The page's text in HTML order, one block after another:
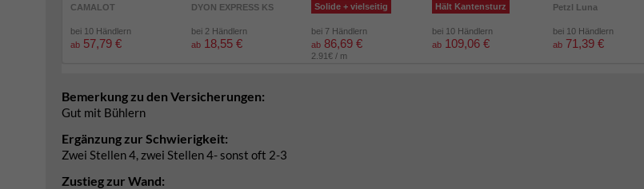
CAMALOT
bei 10 Händlern
ab 57,79 €
DYON EXPRESS KS
bei 2 Händlern
ab 18,55 €
Solide + vielseitig
bei 7 Händlern
ab 86,69 €
2.91€ / m
Hält Kantensturz
bei 10 Händlern
ab 109,06 €
Petzl Luna
bei 10 Händlern
ab 71,39 €
Bemerkung zu den Versicherungen:
Gut mit Bühlern
Ergänzung zur Schwierigkeit:
Zwei Stellen 4, zwei Stellen 4- sonst oft 2-3
Zustieg zur Wand: